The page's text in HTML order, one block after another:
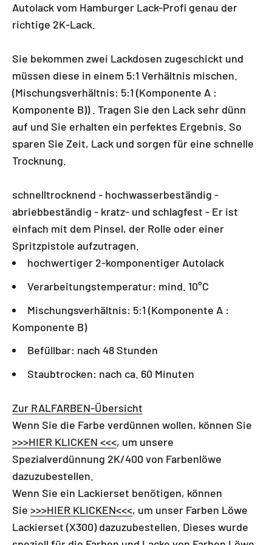
Autolack vom Hamburger Lack-Profi genau der
richtige 2K-Lack.
Sie bekommen zwei Lackdosen zugeschickt und
müssen diese in einem 5:1 Verhältnis mischen.
(Mischungsverhältnis: 5:1 (Komponente A :
Komponente B)) . Tragen Sie den Lack sehr dünn
auf und Sie erhalten ein perfektes Ergebnis. So
sparen Sie Zeit, Lack und sorgen für eine schnelle
Trocknung.
schnelltrocknend - hochwasserbeständig -
abriebbeständig - kratz- und schlagfest - Er ist
einfach mit dem Pinsel, der Rolle oder einer
Spritzpistole aufzutragen.
hochwertiger 2-komponentiger Autolack
Verarbeitungstemperatur: mind. 10°C
Mischungsverhältnis: 5:1 (Komponente A :
Komponente B)
Befüllbar: nach 48 Stunden
Staubtrocken: nach ca. 60 Minuten
Zur RALFARBEN-Übersicht
Wenn Sie die Farbe verdünnen wollen, können Sie
>>>HIER KLICKEN <<<, um unsere
Spezialverdünnung 2K/400 von Farbenlöwe
dazuzubestellen.
Wenn Sie ein Lackierset benötigen, können
Sie >>>HIER KLICKEN<<<, um unser Farben Löwe
Lackierset (X300) dazuzubestellen. Dieses wurde